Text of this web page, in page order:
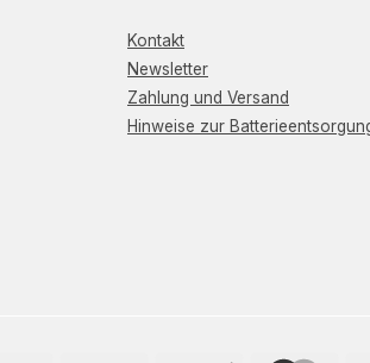
Kontakt
Newsletter
Zahlung und Versand
Hinweise zur